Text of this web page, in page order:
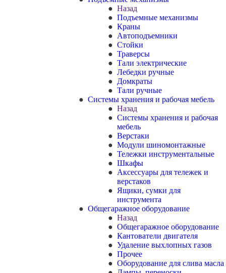
Назад
Подъемные механизмы
Краны
Автоподъемники
Стойки
Траверсы
Тали электрические
Лебедки ручные
Домкраты
Тали ручные
Системы хранения и рабочая мебель
Назад
Системы хранения и рабочая
мебель
Верстаки
Модули шиномонтажные
Тележки инструментальные
Шкафы
Аксессуары для тележек и
верстаков
Ящики, сумки для
инструмента
Общегаражное оборудование
Назад
Общегаражное оборудование
Кантователи двигателя
Удаление выхлопных газов
Прочее
Оборудование для слива масла